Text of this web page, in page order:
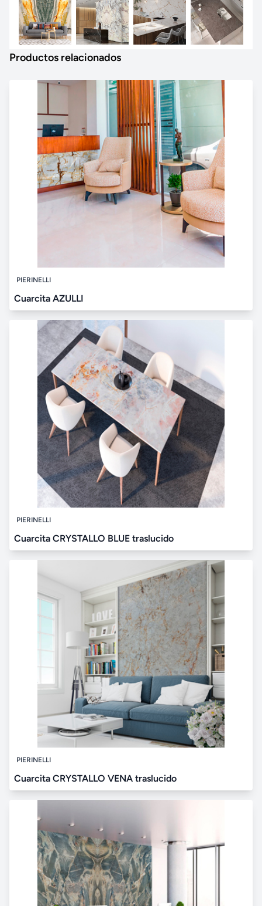
Productos relacionados
PIERINELLI
Cuarcita AZULLI
PIERINELLI
Cuarcita CRYSTALLO BLUE traslucido
PIERINELLI
Cuarcita CRYSTALLO VENA traslucido